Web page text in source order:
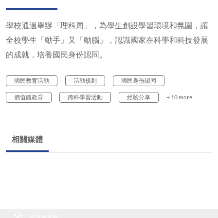
學校通過舉辦「理科周」，為學生創設學習環境和氛圍，讓
全校學生「動手」又「動腦」，認識國家在科學和科技發展
的成就，培養國民身份認同。
國民教育活動 活動規劃 國民身份認同
價值觀教育 跨科學習活動 經驗分享 + 10 more
相關媒體